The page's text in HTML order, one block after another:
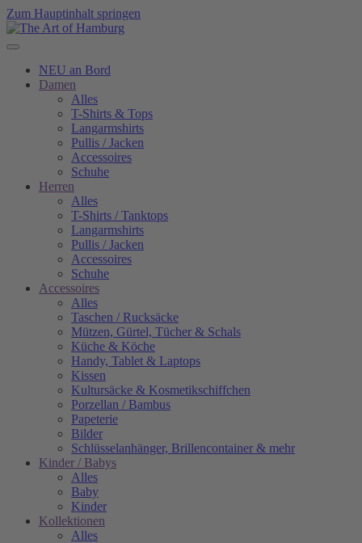
Zum Hauptinhalt springen
NEU an Bord
Damen
Alles
T-Shirts & Tops
Langarmshirts
Pullis / Jacken
Accessoires
Schuhe
Herren
Alles
T-Shirts / Tanktops
Langarmshirts
Pullis / Jacken
Accessoires
Schuhe
Accessoires
Alles
Taschen / Rucksäcke
Mützen, Gürtel, Tücher & Schals
Küche & Köche
Handy, Tablet & Laptops
Kissen
Kultursäcke & Kosmetikschiffchen
Porzellan / Bambus
Papeterie
Bilder
Schlüsselanhänger, Brillencontainer & mehr
Kinder / Babys
Alles
Baby
Kinder
Kollektionen
Alles